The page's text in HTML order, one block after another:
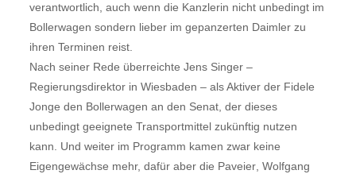
verantwortlich, auch wenn die Kanzlerin nicht unbedingt im
Bollerwagen sondern lieber im gepanzerten Daimler zu
ihren Terminen reist.
Nach seiner Rede überreichte Jens Singer –
Regierungsdirektor in Wiesbaden – als Aktiver der Fidele
Jonge den Bollerwagen an den Senat, der dieses
unbedingt geeignete Transportmittel zukünftig nutzen
kann. Und weiter im Programm kamen zwar keine
Eigengewächse mehr, dafür aber die Paveier, Wolfgang